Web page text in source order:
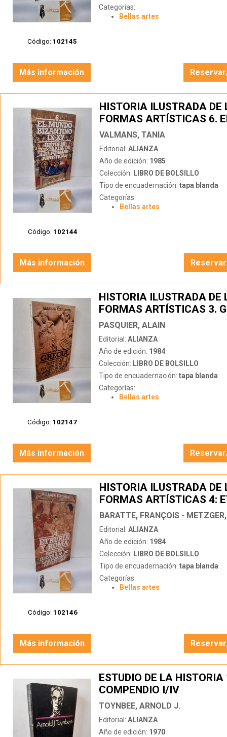
Código: 102145
Categorías:
Bellas artes
Más información
Código: 102144
HISTORIA ILUSTRADA DE
FORMAS ARTÍSTICAS 6.
BIZANTINO (SIGLOS IX-
VALMANS, TANIA
Editorial: ALIANZA
Año de edición: 1985
Colección: LIBRO DE BOLSILLO
Tipo de encuadernación: tapa blanda
Categorías:
Bellas artes
Más información
Código: 102147
HISTORIA ILUSTRADA DE
FORMAS ARTÍSTICAS 3.
PASQUIER, ALAIN
Editorial: ALIANZA
Año de edición: 1984
Colección: LIBRO DE BOLSILLO
Tipo de encuadernación: tapa blanda
Categorías:
Bellas artes
Más información
Código: 102146
HISTORIA ILUSTRADA DE
FORMAS ARTÍSTICAS 4:
ROMA
Editorial: ALIANZA
Año de edición: 1984
Colección: LIBRO DE BOLSILLO
Tipo de encuadernación: tapa blanda
Categorías:
Bellas artes
Más información
ESTUDIO DE LA HISTORIA
COMPENDIO I/IV
TOYNBEE, ARNOLD J.
Editorial: ALIANZA
Año de edición: 1970